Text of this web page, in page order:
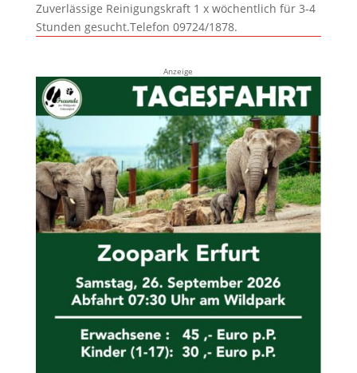
Zuverlässige Reinigungskraft 1 x wöchentlich für 3-4
Stunden gesucht.Telefon 09724/1878.
Anzeige